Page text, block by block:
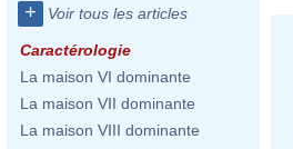
+ Voir tous les articles
Caractérologie
La maison VI dominante
La maison VII dominante
La maison VIII dominante